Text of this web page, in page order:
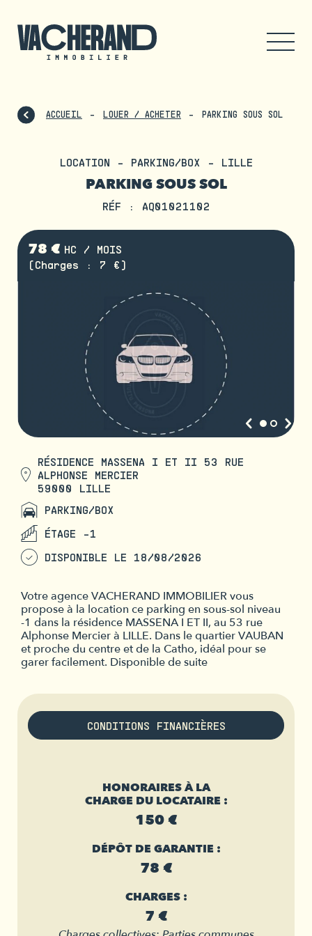
ACCUEIL LOUER / ACHETER PARKING SOUS SOL
LOCATION - PARKING/BOX - LILLE
PARKING SOUS SOL
RÉF : AQ01021102
78 € HC / MOIS
(Charges : 7 €)
RÉSIDENCE MASSENA I ET II 53 RUE
ALPHONSE MERCIER
59000 LILLE
PARKING/BOX
ÉTAGE -1
DISPONIBLE LE 18/08/2026
Votre agence VACHERAND IMMOBILIER vous
propose à la location ce parking en sous-sol niveau
-1 dans la résidence MASSENA I ET II, au 53 rue
Alphonse Mercier à LILLE. Dans le quartier VAUBAN
et proche du centre et de la Catho, idéal pour se
garer facilement. Disponible de suite
CONDITIONS FINANCIÈRES
HONORAIRES À LA
CHARGE DU LOCATAIRE :
150 €
DÉPÔT DE GARANTIE :
78 €
CHARGES :
7 €